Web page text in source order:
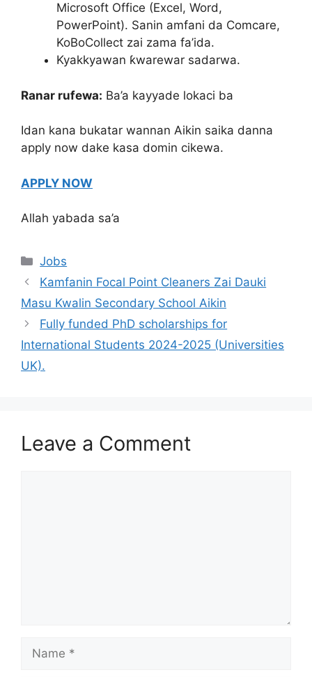
Microsoft Office (Excel, Word,
PowerPoint). Sanin amfani da Comcare,
KoBoCollect zai zama fa’ida.
Kyakkyawan ƙwarewar sadarwa.
Ranar rufewa: Ba’a kayyade lokaci ba
Idan kana bukatar wannan Aikin saika danna
apply now dake kasa domin cikewa.
APPLY NOW
Allah yabada sa’a
Categories
Jobs
Kamfanin Focal Point Cleaners Zai Dauki
Masu Kwalin Secondary School Aikin
Fully funded PhD scholarships for
International Students 2024-2025 (Universities
UK).
Leave a Comment
Name